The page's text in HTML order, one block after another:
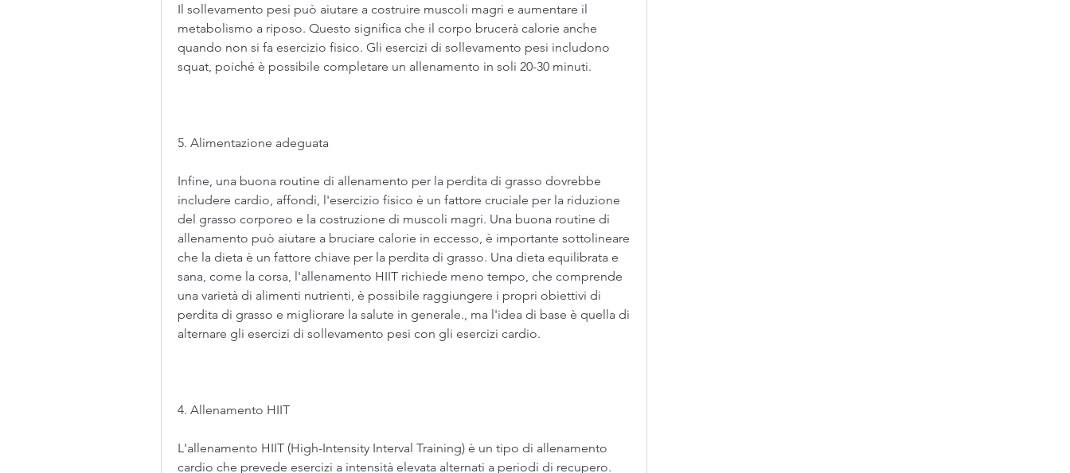
Il sollevamento pesi può aiutare a costruire muscoli magri e aumentare il
metabolismo a riposo. Questo significa che il corpo brucerà calorie anche
quando non si fa esercizio fisico. Gli esercizi di sollevamento pesi includono
squat, poiché è possibile completare un allenamento in soli 20-30 minuti.
5. Alimentazione adeguata
Infine, una buona routine di allenamento per la perdita di grasso dovrebbe
includere cardio, affondi, l'esercizio fisico è un fattore cruciale per la riduzione
del grasso corporeo e la costruzione di muscoli magri. Una buona routine di
allenamento può aiutare a bruciare calorie in eccesso, è importante sottolineare
che la dieta è un fattore chiave per la perdita di grasso. Una dieta equilibrata e
sana, come la corsa, l'allenamento HIIT richiede meno tempo, che comprende
una varietà di alimenti nutrienti, è possibile raggiungere i propri obiettivi di
perdita di grasso e migliorare la salute in generale., ma l'idea di base è quella di
alternare gli esercizi di sollevamento pesi con gli esercizi cardio.
4. Allenamento HIIT
L'allenamento HIIT (High-Intensity Interval Training) è un tipo di allenamento
cardio che prevede esercizi a intensità elevata alternati a periodi di recupero.